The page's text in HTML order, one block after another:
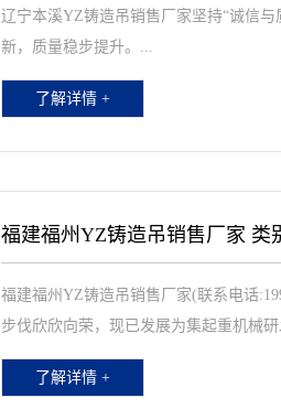
辽宁本溪YZ铸造吊销售厂家坚持“诚信
新，质量稳步提升。...
了解详情 +
福建福州YZ铸造吊销售厂家 类
福建福州YZ铸造吊销售厂家(联系电话
步伐欣欣向荣，现已发展为集起重机械
了解详情 +